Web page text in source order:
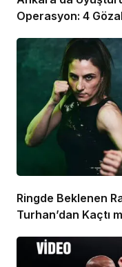
Operasyon: 4
Ringde Beklenen
Turhan’dan Kaçtı